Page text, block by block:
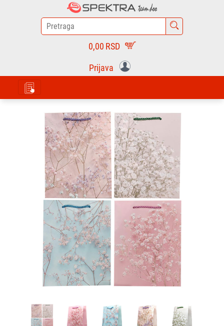
0,00 RSD
Prijava